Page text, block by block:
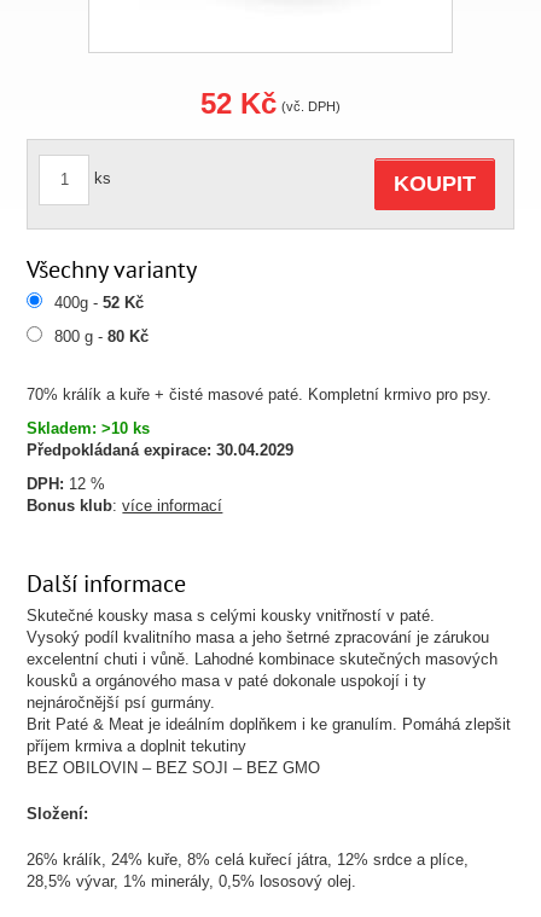
70% králík a kuře + čisté masové paté. Kompletní krmivo pro psy.
Skladem: >10 ks
Předpokládaná expirace: 30.04.2029
DPH: 12 %
Bonus klub:více informací
52 Kč (vč. DPH)
ks KOUPIT
Všechny varianty
400g -52 Kč
800 g -80 Kč
Další informace
Skutečné kousky masa s celými kousky vnitřností v paté.
Vysoký podíl kvalitního masa a jeho šetrné zpracování je zárukou
excelentní chuti i vůně. Lahodné kombinace skutečných masových
kousků a orgánového masa v paté dokonale uspokojí i ty
nejnáročnější psí gurmány.
Brit Paté & Meat je ideálním doplňkem i ke granulím. Pomáhá zlepšit
příjem krmiva a doplnit tekutiny
BEZ OBILOVIN – BEZ SOJI – BEZ GMO
Složení:
26% králík, 24% kuře, 8% celá kuřecí játra, 12% srdce a plíce,
28,5% vývar, 1% minerály, 0,5% lososový olej.